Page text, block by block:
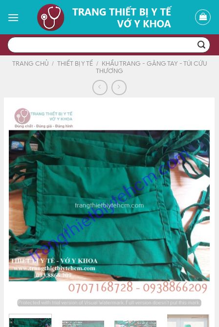
Tìm
kiếm:
TRANG CHỦ / THIẾT BỊ Y TẾ / KHẨU TRANG - GĂNG TAY - TÚI CỨU
THƯƠNG